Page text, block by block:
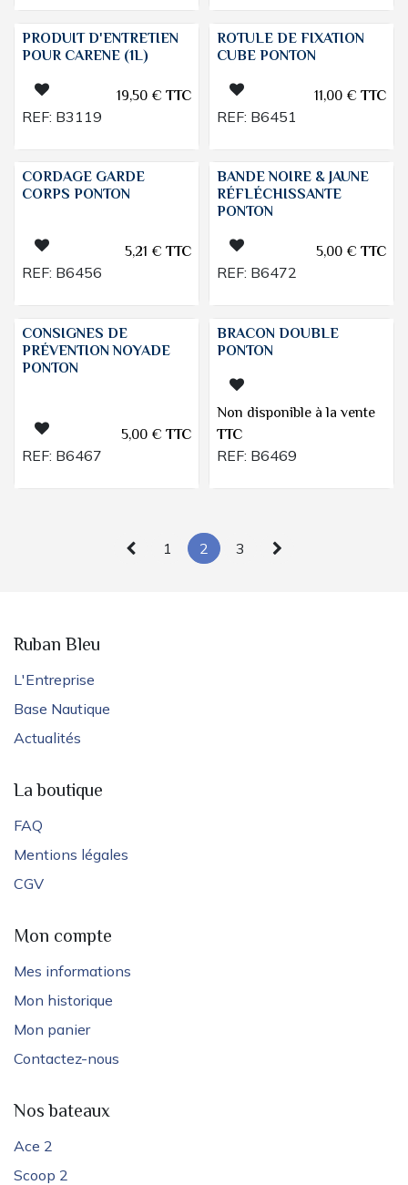
PRODUIT D'ENTRETIEN
POUR CARENE (1L)
19,50€TTC
REF: B3119
ROTULE DE FIXATION
CUBE PONTON
11,00€TTC
REF: B6451
CORDAGE GARDE
CORPS PONTON
5,21 €TTC
REF: B6456
BANDE NOIRE & JAUNE
RÉFLÉCHISSANTE
PONTON
5,00€TTC
REF: B6472
CONSIGNES DE
PRÉVENTION NOYADE
PONTON
5,00€TTC
REF: B6467
BRACON DOUBLE
PONTON
Non disponible à la vente
TTC
REF: B6469
1 2 3
Ruban Bleu
L'Entreprise
Base Nautique
Actualités
La boutique
FAQ
Mentions légales
CGV
Mon compte
Mes informations
Mon historique
Mon panier
Contactez-nous
Nos bateaux
Ace 2
Scoop 2